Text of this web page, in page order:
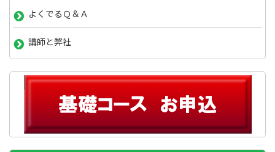
よくでるＱ＆Ａ
講師と弊社